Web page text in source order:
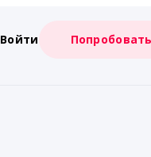
Войти